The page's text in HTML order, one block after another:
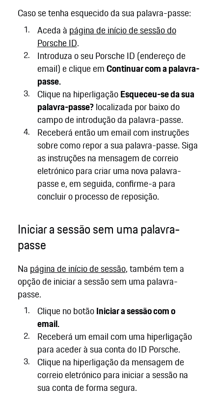
Caso se tenha esquecido da sua palavra-passe:
Aceda à página de início de sessão do
Porsche ID.
Introduza o seu Porsche ID (endereço de
email) e clique emContinuar com a palavra-
passe.
Clique na hiperligaçãoEsqueceu-se da sua
palavra-passe?localizada por baixo do
campo de introdução da palavra-passe.
Receberá então um email com instruções
sobre como repor a sua palavra-passe. Siga
as instruções na mensagem de correio
eletrónico para criar uma nova palavra-
passe e, em seguida, confirme-a para
concluir o processo de reposição.
Iniciar a sessão sem uma palavra-
passe
Na página de início de sessão, também tem a
opção de iniciar a sessão sem uma palavra-
passe.
Clique no botãoIniciar a sessão com o
email.
Receberá um email com uma hiperligação
para aceder à sua conta do ID Porsche.
Clique na hiperligação da mensagem de
correio eletrónico para iniciar a sessão na
sua conta de forma segura.